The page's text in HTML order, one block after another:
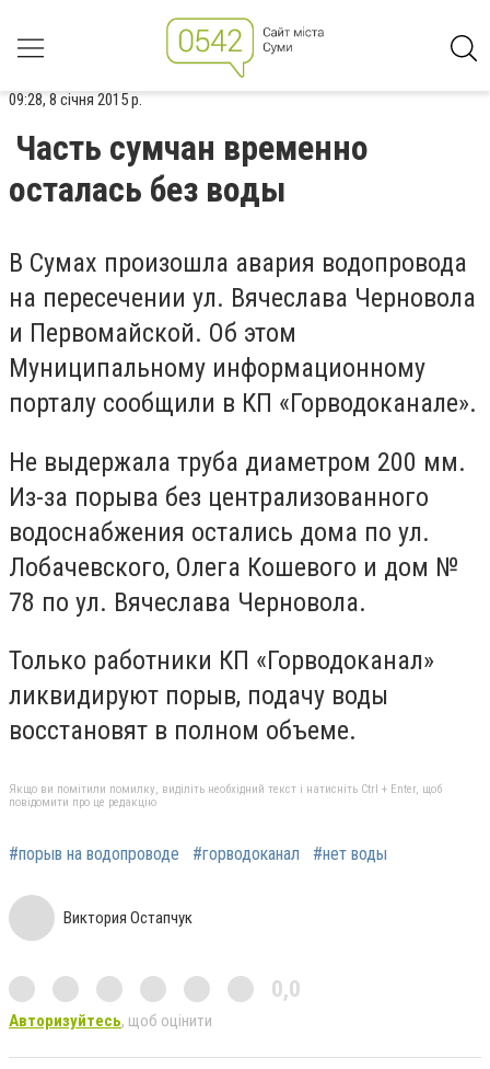
09:28, 8 січня 2015 р.
Часть сумчан временно
осталась без воды
В Сумах произошла авария водопровода
на пересечении ул. Вячеслава Черновола
и Первомайской. Об этом
Муниципальному информационному
порталу сообщили в КП «Горводоканале».
Не выдержала труба диаметром 200 мм.
Из-за порыва без централизованного
водоснабжения остались дома по ул.
Лобачевского, Олега Кошевого и дом №
78 по ул. Вячеслава Черновола.
Только работники КП «Горводоканал»
ликвидируют порыв, подачу воды
восстановят в полном объеме.
Якщо ви помітили помилку, виділіть необхідний текст і натисніть Ctrl + Enter, щоб
повідомити про це редакцію
#порыв на водопроводе #горводоканал #нет воды
Виктория Остапчук
0,0
Авторизуйтесь, щоб оцінити